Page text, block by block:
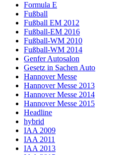
Formula E
Fußball
Fußball EM 2012
Fußball-EM 2016
Fußball-WM 2010
Fußball-WM 2014
Genfer Autosalon
Gesetz in Sachen Auto
Hannover Messe
Hannover Messe 2013
Hannover Messe 2014
Hannover Messe 2015
Headline
hybrid
IAA 2009
IAA 2011
IAA 2013